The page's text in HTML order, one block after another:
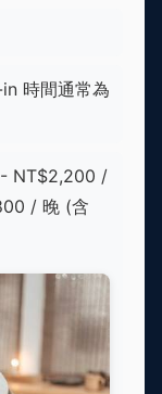
時間通常為
- NT$2,200 /
/ 晚 (含